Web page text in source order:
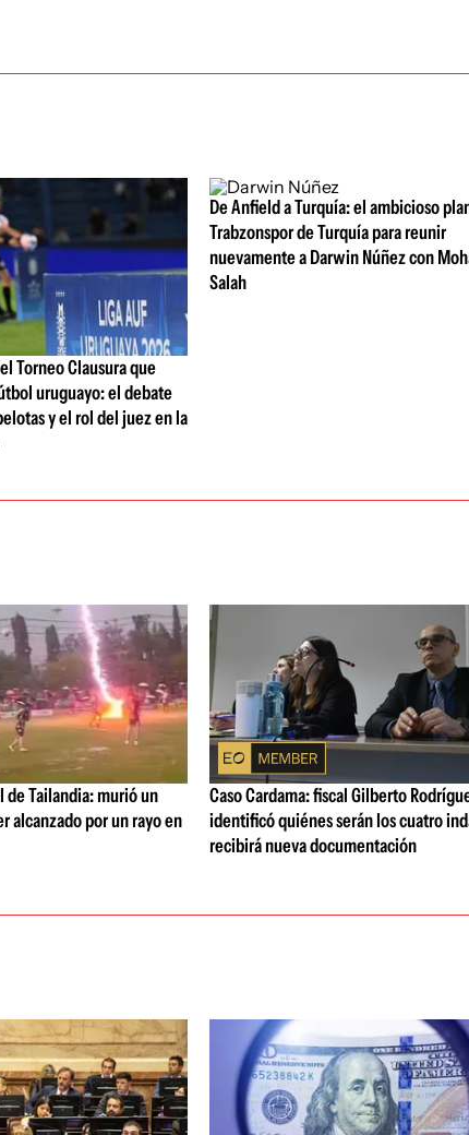
Torneo Clausura que
uruguayo: el debate
y el rol del juez en la
De Anfield a Turquía: el ambicioso
Trabzonspor de Turquía para reunir
nuevamente a Darwin Núñez con
Salah
Tailandia: murió un
alcanzado por un rayo en
Caso Cardama: fiscal Gilberto
identificó quiénes serán los cuatro
recibirá nueva documentación